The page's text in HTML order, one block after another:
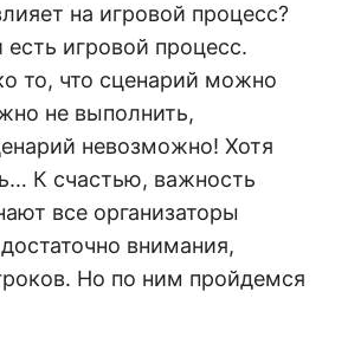
на игровой процесс?
игровой процесс.
то, что сценарий можно
не выполнить,
невозможно! Хотя
К счастью, важность
все организаторы
внимания,
Но по ним пройдемся